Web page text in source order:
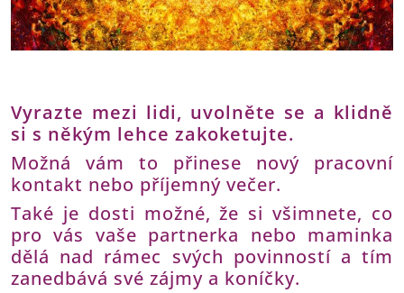
Vyrazte mezi lidi, uvolněte se a klidně
si s někým lehce zakoketujte.
Možná vám to přinese nový pracovní
kontakt nebo příjemný večer.
Také je dosti možné, že si všimnete, co
pro vás vaše partnerka nebo maminka
dělá nad rámec svých povinností a tím
zanedbává své zájmy a koníčky.